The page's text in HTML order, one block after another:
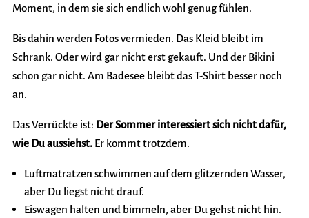
Moment, in dem sie sich endlich wohl genug fühlen.
Bis dahin werden Fotos vermieden. Das Kleid bleibt im
Schrank. Oder wird gar nicht erst gekauft. Und der Bikini
schon gar nicht. Am Badesee bleibt das T-Shirt besser noch
an.
Das Verrückte ist: Der Sommer interessiert sich nicht dafür,
wie Du aussiehst. Er kommt trotzdem.
Luftmatratzen schwimmen auf dem glitzernden Wasser,
aber Du liegst nicht drauf.
Eiswagen halten und bimmeln, aber Du gehst nicht hin.